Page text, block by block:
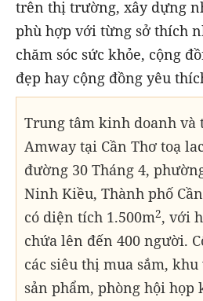
trên thị trường, xây dựng
phù hợp với từng sở thích
chăm sóc sức khỏe, cộng
đẹp hay cộng đồng yêu
Trung tâm kinh doanh và
Amway tại Cần Thơ toạ
đường 30 Tháng 4,
Ninh Kiều, Thành phố
có diện tích 1.500m2, với
chứa lên đến 400 người.
các siêu thị mua sắm,
sản phẩm, phòng hội họp